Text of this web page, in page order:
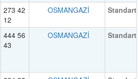
273 42
12
OSMANGAZİ Standart
444 56
43
OSMANGAZİ Standart